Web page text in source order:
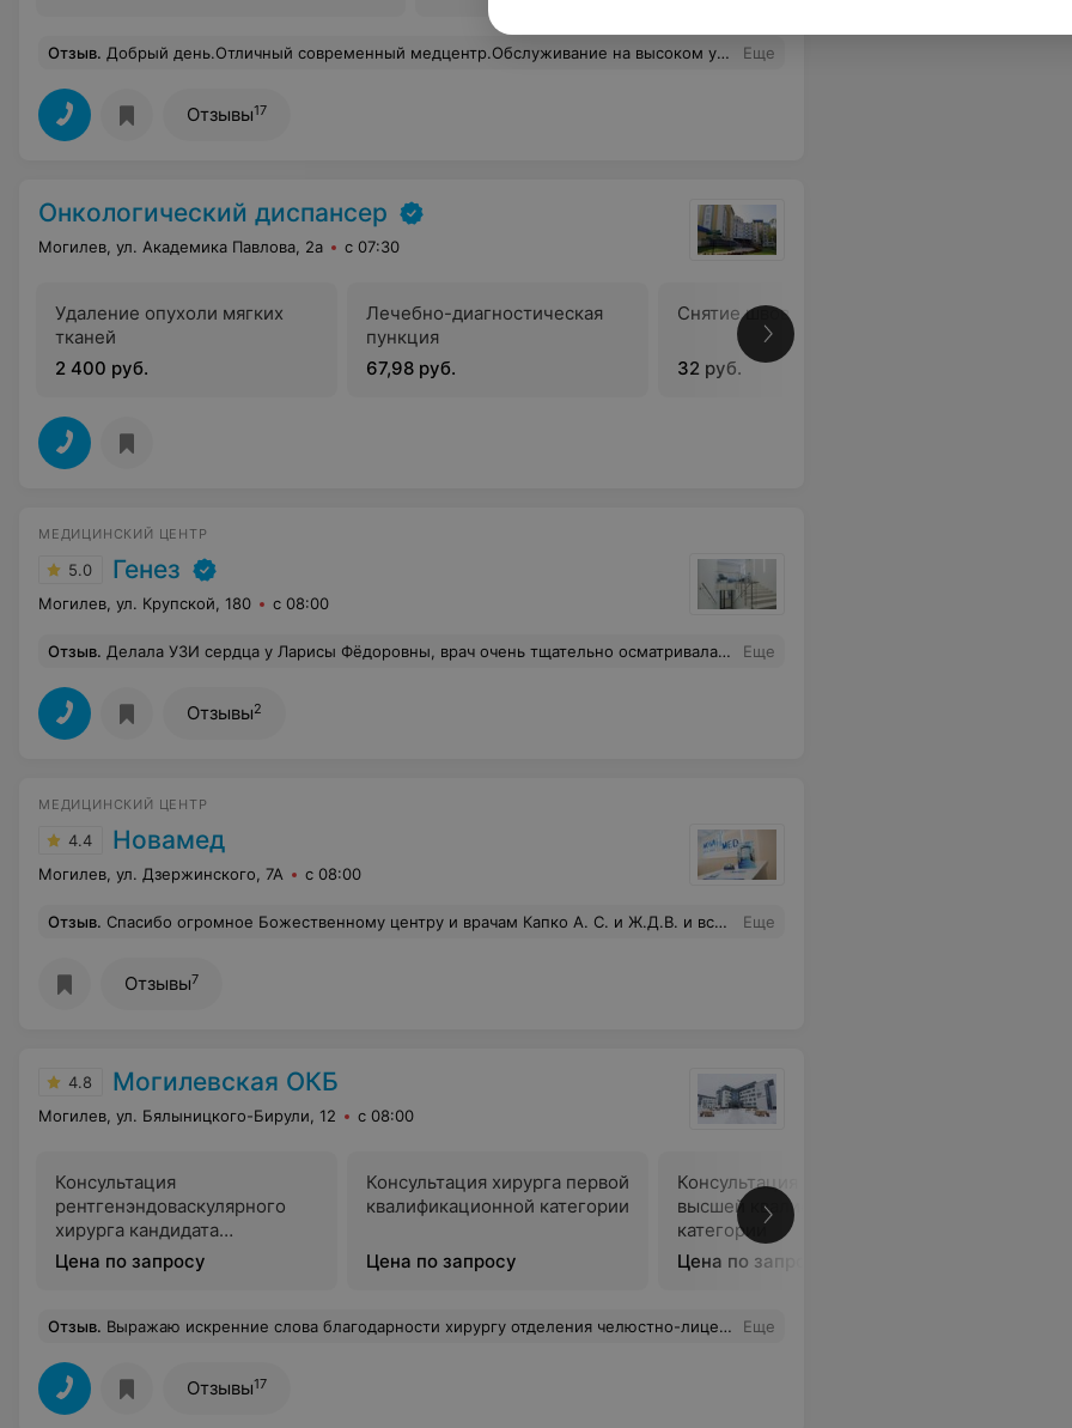
Отзыв. Добрый день.Отличный современный медцентр.Обслуживание на высоком уровне, замечательные специалисты, новейшее оборудование. Отсутствие очередей, грамотный, приветливый персонал на ресепшене. Низкие цены на услуги, в отличие от других центров. Еще
Отзывы17
Онкологический диспансер
Могилев, ул. Академика Павлова, 2а с 07:30
Удаление опухоли мягких
тканей
2 400 руб.
Лечебно-диагностическая
пункция
67,98 руб.
Снятие швов
32 руб.
МЕДИЦИНСКИЙ ЦЕНТР
5.0 Генез
Могилев, ул. Крупской, 180 с 08:00
Отзыв. Делала УЗИ сердца у Ларисы Фёдоровны, врач очень тщательно осматривала каждый участок, параллельно объясняла где есть проблемы и что нужно делать дальше. Понравилось вежливое обращение персонала, а также то, что приняли внепланово, предупредив о свободном месте на обследование. Еще
Отзывы2
МЕДИЦИНСКИЙ ЦЕНТР
4.4 Новамед
Могилев, ул. Дзержинского, 7А с 08:00
Отзыв. Спасибо огромное Божественному центру и врачам Капко А. С. и Ж.Д.В. и всем медсестричкам. Вы суперспециалисты. Процедура прошла офигенно! Низкий Вам поклон!!! Еще
Отзывы7
4.8 Могилевская ОКБ
Могилев, ул. Бялыницкого-Бирули, 12 с 08:00
Консультация
рентгенэндоваскулярного
хирурга кандидата
медицинских наук
Цена по запросу
Консультация хирурга первой
квалификационной категории
Цена по запросу
Консультация хирурга
высшей квалификационной
категории
Цена по запросу
Отзыв. Выражаю искренние слова благодарности хирургу отделения челюстно-лицевой хирургии Могилевской областной больницы Воробьеву Илье Юрьевичу! Спасибо Вам за оказанную мне квалифицированную помощь, ответственный подход к работе и доброжелательное отношение! Еще
Отзывы17